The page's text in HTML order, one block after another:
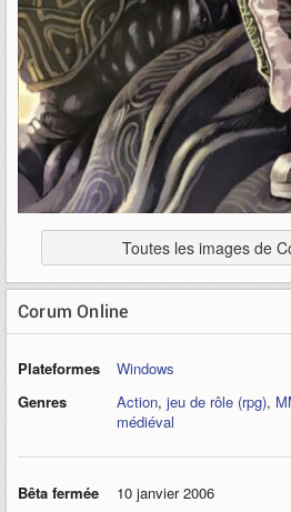
Toutes les images de
Corum Online
Plateformes
Windows
Genres
Action, jeu de rôle (rpg),
médiéval
Bêta fermée 10 janvier 2006